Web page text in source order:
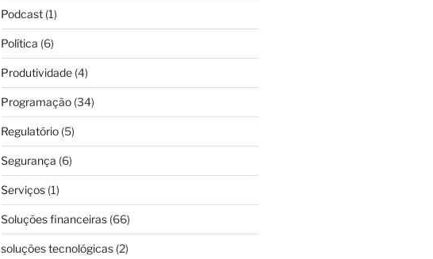
Podcast(1)
Política (6)
Produtividade(4)
Programação(34)
Regulatório(5)
Segurança (6)
Serviços(1)
Soluções financeiras(66)
soluções tecnológicas(2)